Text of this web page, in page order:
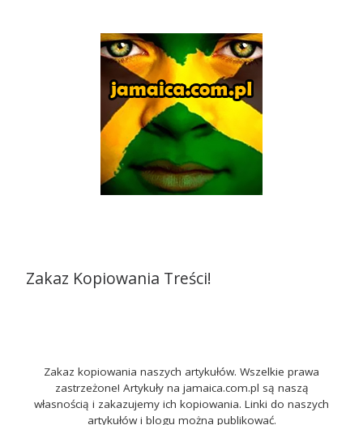
Zakaz Kopiowania Treści!
Zakaz kopiowania naszych artykułów. Wszelkie prawa
zastrzeżone! Artykuły na jamaica.com.pl są naszą
własnością i zakazujemy ich kopiowania. Linki do naszych
artykułów i blogu można publikować.